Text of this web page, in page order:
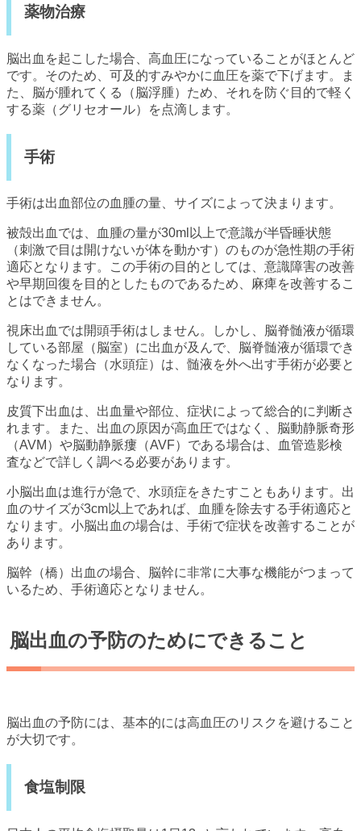
薬物治療
脳出血を起こした場合、高血圧になっていることがほとんど
です。そのため、可及的すみやかに血圧を薬で下げます。ま
た、脳が腫れてくる（脳浮腫）ため、それを防ぐ目的で軽く
する薬（グリセオール）を点滴します。
手術
手術は出血部位の血腫の量、サイズによって決まります。
被殻出血では、血腫の量が30ml以上で意識が半昏睡状態
（刺激で目は開けないが体を動かす）のものが急性期の手術
適応となります。この手術の目的としては、意識障害の改善
や早期回復を目的としたものであるため、麻痺を改善するこ
とはできません。
視床出血では開頭手術はしません。しかし、脳脊髄液が循環
している部屋（脳室）に出血が及んで、脳脊髄液が循環でき
なくなった場合（水頭症）は、髄液を外へ出す手術が必要と
なります。
皮質下出血は、出血量や部位、症状によって総合的に判断さ
れます。また、出血の原因が高血圧ではなく、脳動静脈奇形
（AVM）や脳動静脈瘻（AVF）である場合は、血管造影検
査などで詳しく調べる必要があります。
小脳出血は進行が急で、水頭症をきたすこともあります。出
血のサイズが3cm以上であれば、血腫を除去する手術適応と
なります。小脳出血の場合は、手術で症状を改善することが
あります。
脳幹（橋）出血の場合、脳幹に非常に大事な機能がつまって
いるため、手術適応となりません。
脳出血の予防のためにできること
脳出血の予防には、基本的には高血圧のリスクを避けること
が大切です。
食塩制限